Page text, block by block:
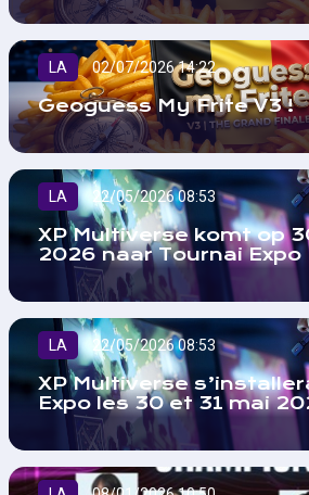
LA 02/07/2026 14:22
Geoguess My Frite V3 !
LA 22/05/2026 08:53
XP Multiverse komt op
2026 naar Tournai Expo
LA 22/05/2026 08:53
XP Multiverse
Expo les 30 et 31 mai